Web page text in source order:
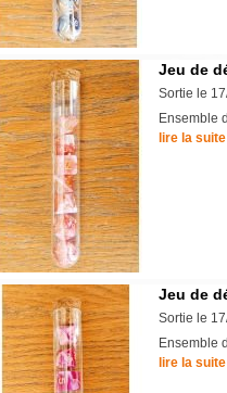
Jeu de
Sortie le
Ensemble
lire la suite
Jeu de
Sortie le
Ensemble
lire la suite